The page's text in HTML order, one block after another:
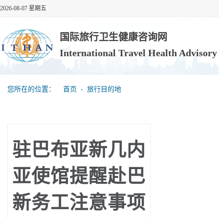
2026-08-07 星期五
国际旅行卫生健康咨询网
International Travel Health
您所在的位置： 首页 ‐ 旅行目的地
驻巴布亚新几内
亚使馆提醒赴巴
新务工注意事项